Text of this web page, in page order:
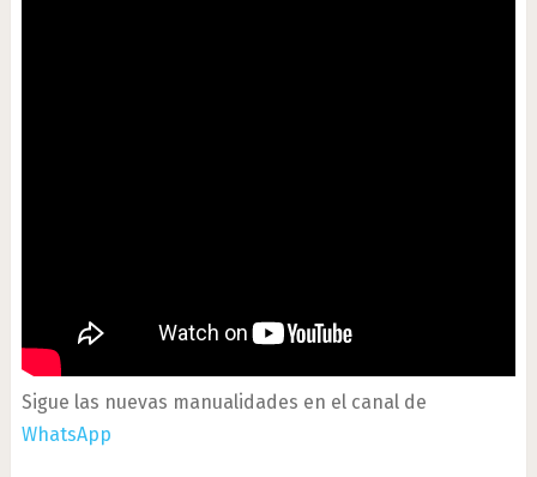
Sigue las nuevas manualidades en el canal de
WhatsApp